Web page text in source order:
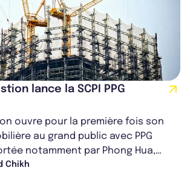
lance la SCPI PPG
ouvre pour la première fois son
au grand public avec PPG
notamment par Phong Hua,
des investissements d...
Chikh